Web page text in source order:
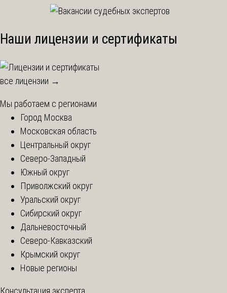
Наши лицензии и сертификаты
все лицензии →
Мы работаем с регионами
Город Москва
Московская область
Центральный округ
Северо-Западный
Южный округ
Приволжский округ
Уральский округ
Сибирский округ
Дальневосточный
Северо-Кавказский
Крымский округ
Новые регионы